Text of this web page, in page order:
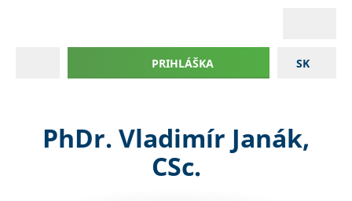
SK
PRIHLÁŠKA
PhDr. Vladimír Janák,
CSc.